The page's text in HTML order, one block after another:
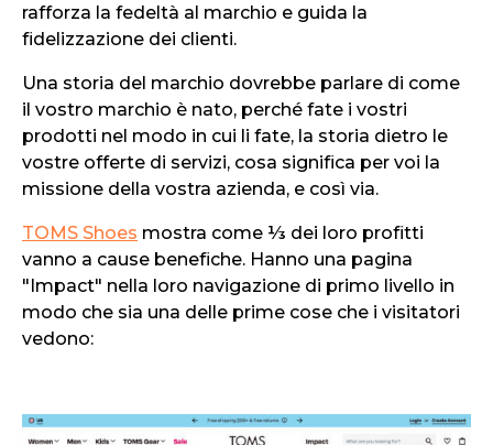
rafforza la fedeltà al marchio e guida la
fidelizzazione dei clienti.
Una storia del marchio dovrebbe parlare di come
il vostro marchio è nato, perché fate i vostri
prodotti nel modo in cui li fate, la storia dietro le
vostre offerte di servizi, cosa significa per voi la
missione della vostra azienda, e così via.
TOMS Shoes mostra come ⅓ dei loro profitti
vanno a cause benefiche. Hanno una pagina
"Impact" nella loro navigazione di primo livello in
modo che sia una delle prime cose che i visitatori
vedono: